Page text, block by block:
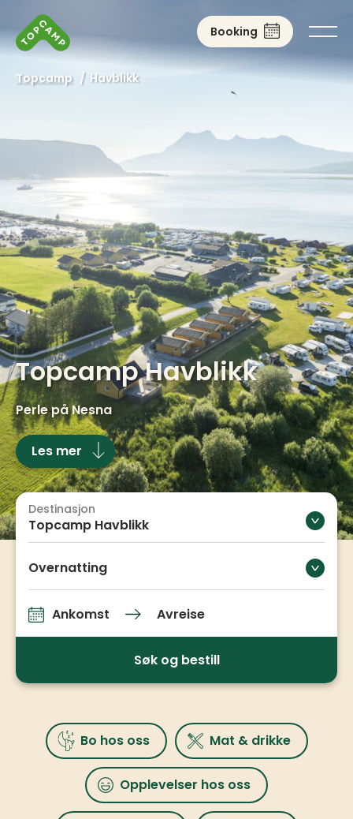
Booking
Topcamp / Havblikk
Topcamp Havblikk
Perle på Nesna
Les mer
Topcamp Havblikk
Destinasjon
Overnatting
Ankomst og avreise
Ankomst Avreise
Søk og bestill
Bo hos oss Mat & drikke
Opplevelser hos oss